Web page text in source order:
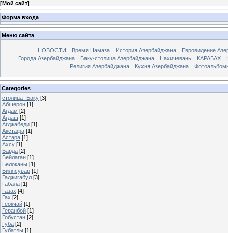
[Мой сайт]
Форма входа
Меню сайта
НОВОСТИ Время Намаза История Азербайджана
Евровидение
Города Азербайджана
Баку-столица Азербайджана Нахичевань КАРАБАХ
Религия Азербайджана
Кухня Азербайджана
Categories
столица -Баку [3]
Абшерон [1]
Агдам [2]
Агдаш [1]
Агджабеди [1]
Акстафа [1]
Астара [1]
Ахсу [1]
Барда [2]
Бейлаган [1]
Белоканы [1]
Билясувар [1]
Гаджигабул [3]
Габала [1]
Газах [4]
Гах [2]
Геокчай [1]
Геранбой [1]
Гобустан [2]
Губа [2]
Губатлы [1]